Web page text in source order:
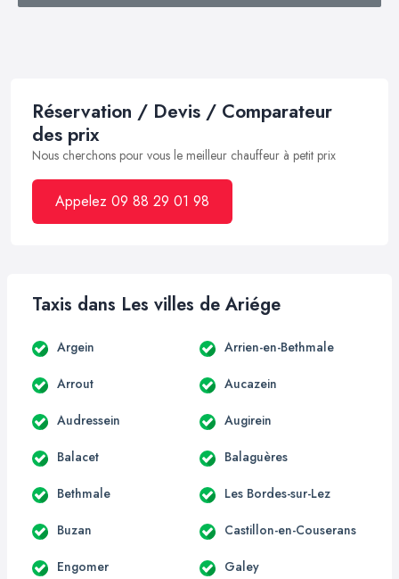
Réservation / Devis / Comparateur
des prix
Nous cherchons pour vous le meilleur chauffeur à petit prix
Appelez 09 88 29 01 98
Taxis dans Les villes de Ariége
Argein Arrien-en-Bethmale
Arrout Aucazein
Audressein Augirein
Balacet Balaguères
Bethmale Les Bordes-sur-Lez
Buzan Castillon-en-Couserans
Engomer Galey